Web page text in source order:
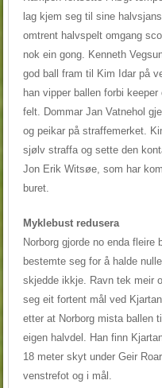
lag kjem seg til sine
omtrent halvspelt omgang
nok ein gong. Kenneth
god ball fram til Kim Idar på
han vipper ballen forbi keeper
felt. Dommar Jan Vatnehol
og peikar på straffemerket.
sjølv straffa og sette den
Jon Erik Witsøe, som har
buret.
Myklebust redusera
Norborg gjorde no enda fleire
bestemte seg for å halde
skjedde ikkje. Ravn tek meir
seg eit fortent mål ved
etter at Norborg mista ballen
eigen halvdel. Han finn
18 meter skyt under Geir
venstrefot og i mål.